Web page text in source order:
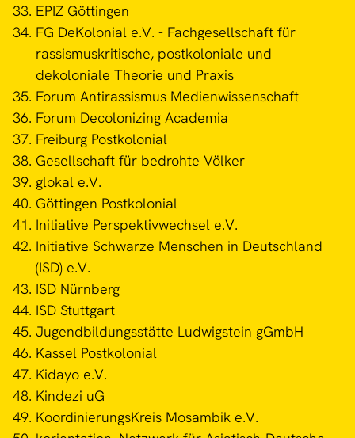
EPIZ Göttingen
FG DeKolonial e.V. - Fachgesellschaft für
rassismuskritische, postkoloniale und
dekoloniale Theorie und Praxis
Forum Antirassismus Medienwissenschaft
Forum Decolonizing Academia
Freiburg Postkolonial
Gesellschaft für bedrohte Völker
glokal e.V.
Göttingen Postkolonial
Initiative Perspektivwechsel e.V.
Initiative Schwarze Menschen in Deutschland
(ISD) e.V.
ISD Nürnberg
ISD Stuttgart
Jugendbildungsstätte Ludwigstein gGmbH
Kassel Postkolonial
Kidayo e.V.
Kindezi uG
KoordinierungsKreis Mosambik e.V.